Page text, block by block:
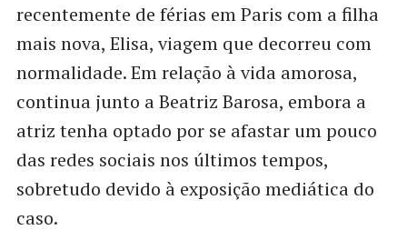
recentemente de férias em Paris com a filha
mais nova, Elisa, viagem que decorreu com
normalidade. Em relação à vida amorosa,
continua junto a Beatriz Barosa, embora a
atriz tenha optado por se afastar um pouco
das redes sociais nos últimos tempos,
sobretudo devido à exposição mediática do
caso.